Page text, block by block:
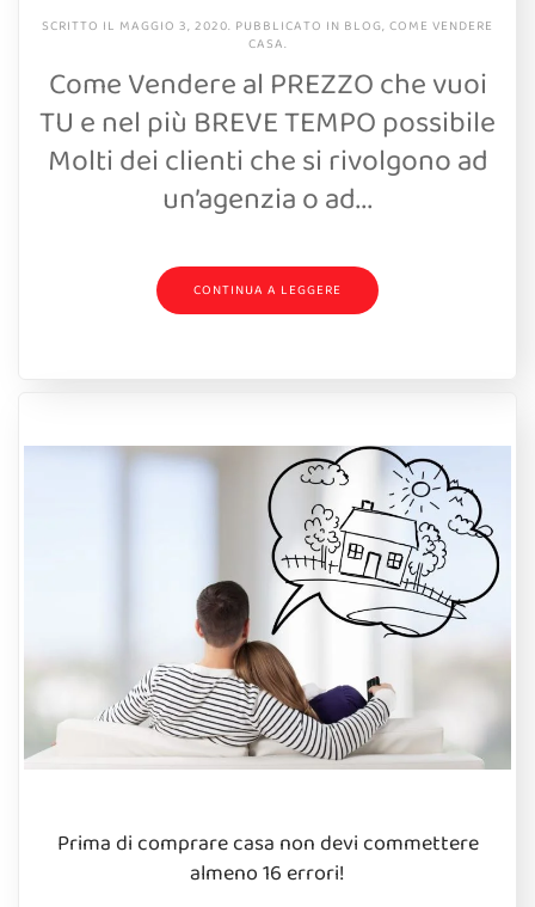
SCRITTO IL MAGGIO 3, 2020. PUBBLICATO IN BLOG, COME VENDERE
CASA.
Come Vendere al PREZZO che vuoi
TU e nel più BREVE TEMPO possibile
Molti dei clienti che si rivolgono ad
un’agenzia o ad...
CONTINUA A LEGGERE
Prima di comprare casa non devi commettere
almeno 16 errori!